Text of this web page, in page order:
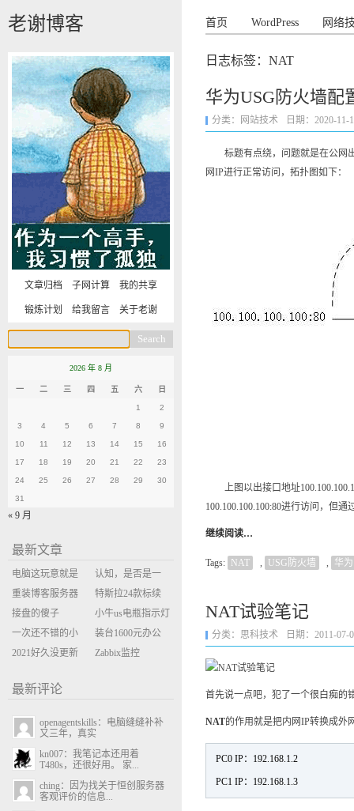
老谢博客 首页 WordPress 网络
日志标签：NAT
华为USG防火墙配
分类： 网站技术 日期：2020-11-
标题有点绕，问题就是在公网出
网IP进行正常访问，拓扑图如下：
上图以出接口地址
100.100.100.100:80进行访问，但
继续阅读…
Tags: NAT , USG防火墙 , 华为
NAT试验笔记
分类： 思科技术 日期：2011-07-
首先说一点吧，犯了一个很白痴的
NAT的作用就是把内网IP转换成外
PC0 IP：192.168.1.2
PC1 IP：192.168.1.3
文章归档 子网计算 我的共享
锻炼计划 给我留言 关于老谢
2026 年 8 月
一 二 三 四 五 六 日
1 2
3 4 5 6 7 8 9
10 11 12 13 14 15 16
17 18 19 20 21 22 23
24 25 26 27 28 29 30
31
« 9 月
最新文章
电脑这玩意就是
缝缝补补的事
认知，是否是一
座大山？当架构
决策变成配置清
单比价
重装博客服务器
环境
特斯拉24款标续
Model Y 2万公里
使用体验
接盘的傻子
小牛us电瓶指示灯
闪三次不上电
一次还不错的小
米售后体验
装台1600元办公
主机
2021好久没更新
Zabbix监控
最新评论
openagentskills：电脑缝缝补补
又三年，真实
kn007：我笔记本还用着
T480s，还很好用。 家...
ching：因为找关于恒创服务器
客观评价的信息...